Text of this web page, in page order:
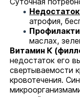
атрофия,
маслах,
Витамин К
недостаток его
свертываемости
кровотечения.